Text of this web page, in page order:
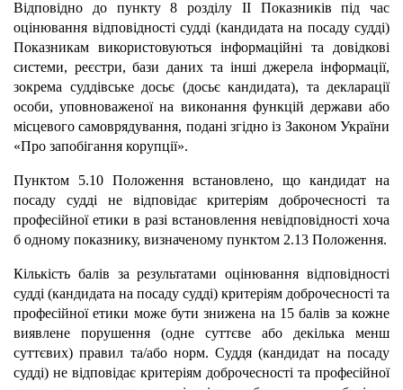
Відповідно до пункту 8 розділу ІІ Показників під час
оцінювання відповідності судді (кандидата на посаду судді)
Показникам використовуються інформаційні та довідкові
системи, реєстри, бази даних та інші джерела інформації,
зокрема суддівське досьє (досьє кандидата), та декларації
особи, уповноваженої на виконання функцій держави або
місцевого самоврядування, подані згідно із Законом України
«Про запобігання корупції».
Пунктом 5.10 Положення встановлено, що кандидат на
посаду судді не відповідає критеріям доброчесності та
професійної етики в разі встановлення невідповідності хоча
б одному показнику, визначеному пунктом 2.13 Положення.
Кількість балів за результатами оцінювання відповідності
судді (кандидата на посаду судді) критеріям доброчесності та
професійної етики може бути знижена на 15 балів за кожне
виявлене порушення (одне суттєве або декілька менш
суттєвих) правил та/або норм. Суддя (кандидат на посаду
судді) не відповідає критеріям доброчесності та професійної